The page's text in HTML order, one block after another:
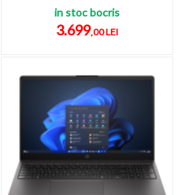
in stoc bocris
3.699,00 LEI